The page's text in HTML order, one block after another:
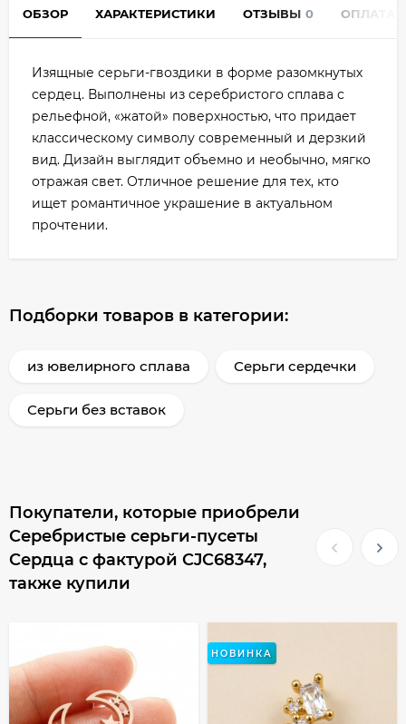
ОБЗОР ХАРАКТЕРИСТИКИ ОТЗЫВЫ 0 ОПЛАТА
Изящные серьги-гвоздики в форме разомкнутых
сердец. Выполнены из серебристого сплава с
рельефной, «жатой» поверхностью, что придает
классическому символу современный и дерзкий
вид. Дизайн выглядит объемно и необычно, мягко
отражая свет. Отличное решение для тех, кто
ищет романтичное украшение в актуальном
прочтении.
Подборки товаров в категории:
из ювелирного сплава Серьги сердечки
Серьги без вставок
Покупатели, которые приобрели
Серебристые серьги-пусеты
Сердца с фактурой CJC68347,
также купили
НОВИНКА